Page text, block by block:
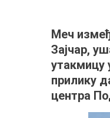
Меч
Зајчар,
утакмицу
прилику
центра